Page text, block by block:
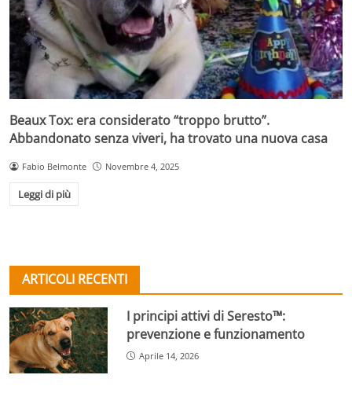
Beaux Tox: era considerato “troppo brutto”.
Abbandonato senza viveri, ha trovato una nuova casa
Fabio Belmonte Novembre 4, 2025
Leggi di più
ARTICOLI RECENTI
I principi attivi di Seresto™:
prevenzione e funzionamento
Aprile 14, 2026